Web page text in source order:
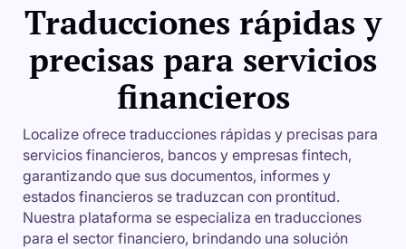
Traducciones rápidas y
precisas para servicios
financieros
Localize ofrece traducciones rápidas y precisas para
servicios financieros, bancos y empresas fintech,
garantizando que sus documentos, informes y
estados financieros se traduzcan con prontitud.
Nuestra plataforma se especializa en traducciones
para el sector financiero, brindando una solución